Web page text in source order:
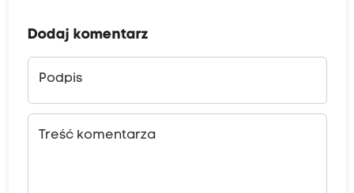
Dodaj komentarz
Podpis
Treść komentarza